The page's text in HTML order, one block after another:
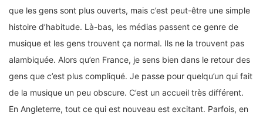
que les gens sont plus ouverts, mais c’est peut-être une simple
histoire d’habitude. Là-bas, les médias passent ce genre de
musique et les gens trouvent ça normal. Ils ne la trouvent pas
alambiquée. Alors qu’en France, je sens bien dans le retour des
gens que c’est plus compliqué. Je passe pour quelqu’un qui fait
de la musique un peu obscure. C’est un accueil très différent.
En Angleterre, tout ce qui est nouveau est excitant. Parfois, en